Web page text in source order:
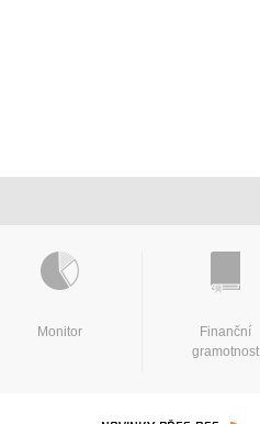
Monitor
Finanční
gramotnost